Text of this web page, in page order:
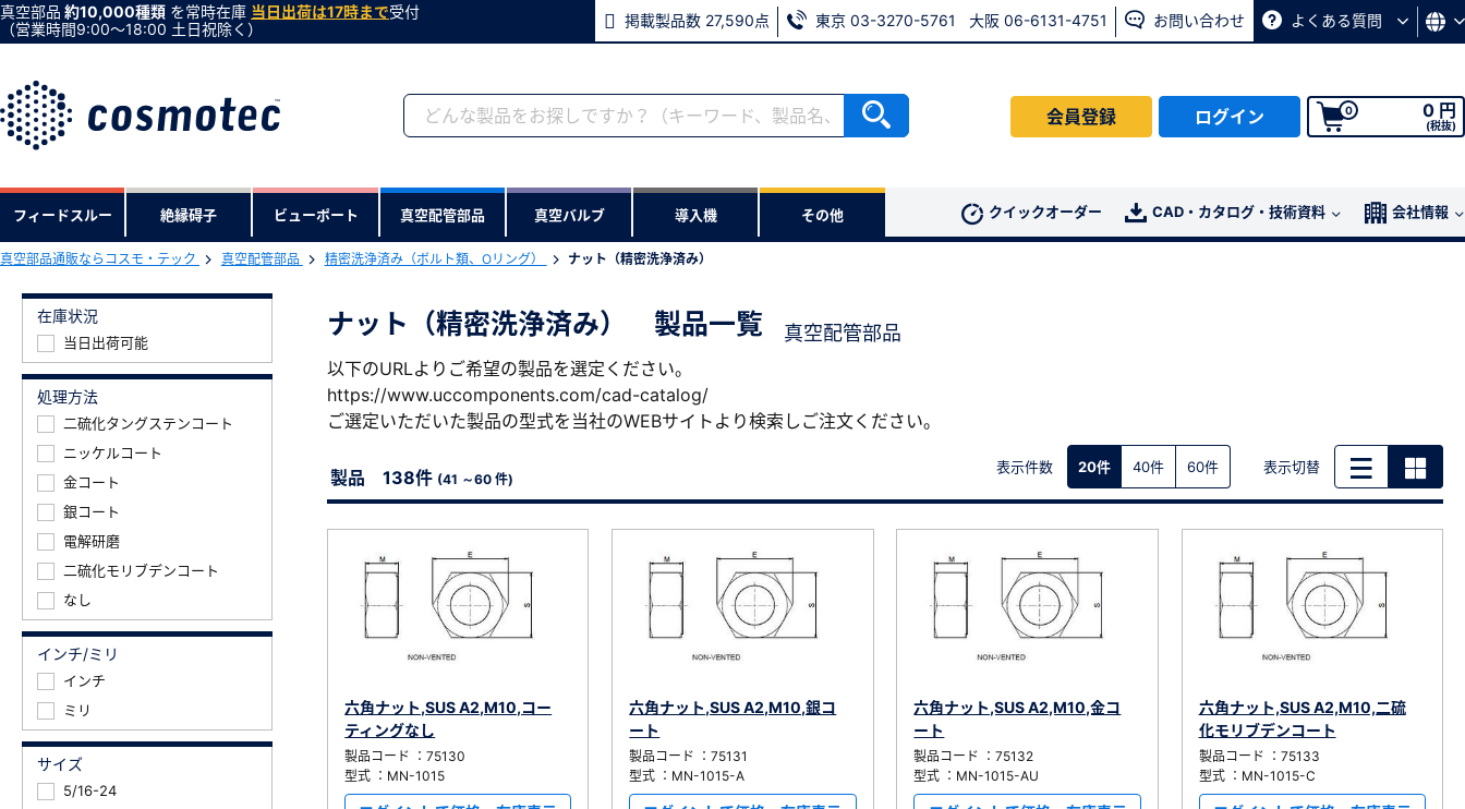
真空部品 約10,000種類 を常時在庫 当日出荷は17時まで受付
（営業時間9:00〜18:00 土日祝除く）
掲載製品数 27,590点 東京 03-3270-5761 大阪 06-6131-4751 お問い合わせ よくある質問
会員登録 ログイン 0 0 円
(税抜)
フィードスルー 絶縁碍子 ビューポート 真空配管部品 真空バルブ 導入機 その他 クイックオーダー CAD・カタログ・技術資料 会社情報
真空部品通販ならコスモ・テック 真空配管部品 精密洗浄済み（ボルト類、Oリング） ナット（精密洗浄済み）
ナット（精密洗浄済み） 製品一覧 真空配管部品
以下のURLよりご希望の製品を選定ください。
https://www.uccomponents.com/cad-catalog/
ご選定いただいた製品の型式を当社のWEBサイトより検索しご注文ください。
製品 138件 (41 ～60 件)
表示件数 20件 40件 60件 表示切替
六角ナット,SUS A2,M10,コー
ティングなし
製品コード ：75130
型式 ：MN-1015
六角ナット,SUS A2,M10,銀コ
ート
製品コード ：75131
型式 ：MN-1015-A
六角ナット,SUS A2,M10,金コ
ート
製品コード ：75132
型式 ：MN-1015-AU
六角ナット,SUS A2,M10,二硫
化モリブデンコート
製品コード ：75133
型式 ：MN-1015-C
在庫状況
当日出荷可能
処理方法
二硫化タングステンコート
ニッケルコート
金コート
銀コート
電解研磨
二硫化モリブデンコート
なし
インチ/ミリ
インチ
ミリ
サイズ
5/16-24
会員登録がお済みでない方
会員登録をすれば、便利な機能がご利用いただけます。
新規会員登録（無料）
※新規会員登録をお申し込み頂いてから本登録となるまで、数日間かかる場合があります。
また当社の判断によりお断りする場合があります。
会員の方はこちら